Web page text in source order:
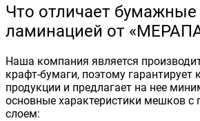
Что отличает
ламинацией от
Наша компания является
крафт-бумаги, поэтому гарантирует
продукции и предлагает на нее
основные характеристики мешков с
слоем: